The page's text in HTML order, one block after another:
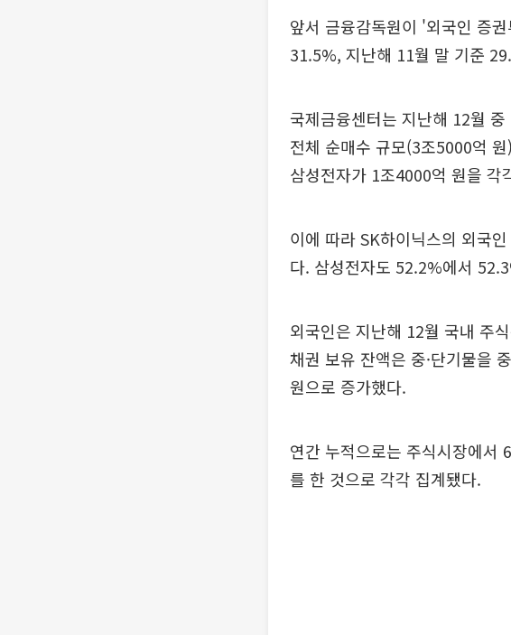
앞서 금융감독원이 '외국인 증
31.5%, 지난해 11월 말 기준
국제금융센터는 지난해 12월
전체 순매수 규모(3조5000억
삼성전자가 1조4000억 원을 각
이에 따라 SK하이닉스의 외국
다. 삼성전자도 52.2%에서
외국인은 지난해 12월 국내 주
채권 보유 잔액은 중·단기물을
원으로 증가했다.
연간 누적으로는 주식시장에서
를 한 것으로 각각 집계됐다.